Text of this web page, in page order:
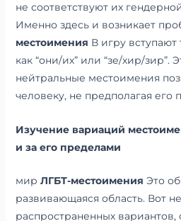
не соответствуют их
Именно здесь и возникает
местоимения В игру
как “они/их” или “зе/хир/зир”.
нейтральные местоимения
человеку, не предполагая его
Изучение вариаций
и за его пределами
мир ЛГБТ-местоимения Это
развивающаяся область. Вот
распространенных